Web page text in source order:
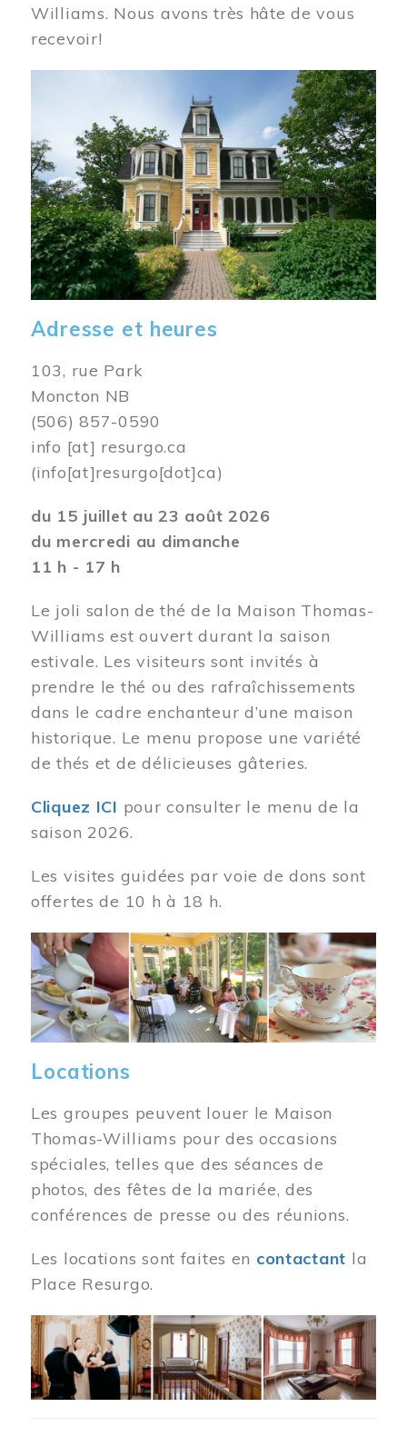
Williams. Nous avons très hâte de vous
recevoir!
Adresse et heures
103, rue Park
Moncton NB
(506) 857-0590
info [at] resurgo.ca
(info[at]resurgo[dot]ca)
du 15 juillet au 23 août 2026
du mercredi au dimanche
11 h - 17 h
Le joli salon de thé de la Maison Thomas-
Williams est ouvert durant la saison
estivale. Les visiteurs sont invités à
prendre le thé ou des rafraîchissements
dans le cadre enchanteur d’une maison
historique. Le menu propose une variété
de thés et de délicieuses gâteries.
Cliquez ICI pour consulter le menu de la
saison 2026.
Les visites guidées par voie de dons sont
offertes de 10 h à 18 h.
Image
Locations
Les groupes peuvent louer le Maison
Thomas-Williams pour des occasions
spéciales, telles que des séances de
photos, des fêtes de la mariée, des
conférences de presse ou des réunions.
Les locations sont faites en contactant la
Place Resurgo.
Image